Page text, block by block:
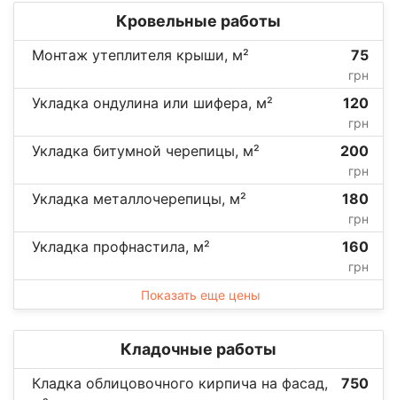
Кровельные работы
Монтаж утеплителя крыши, м² 75
грн
Укладка ондулина или шифера, м² 120
грн
Укладка битумной черепицы, м² 200
грн
Укладка металлочерепицы, м² 180
грн
Укладка профнастила, м² 160
грн
Показать еще цены
Кладочные работы
Кладка облицовочного кирпича на фасад,
750